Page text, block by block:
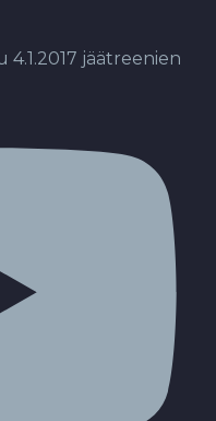
jäätreenien